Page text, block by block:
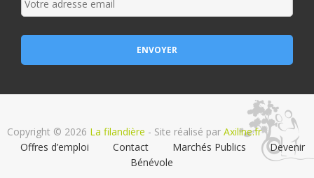
Copyright © 2026 La filandière - Site réalisé par Axiline.fr
Offres d’emploi
Contact Marchés Publics
Devenir
Bénévole